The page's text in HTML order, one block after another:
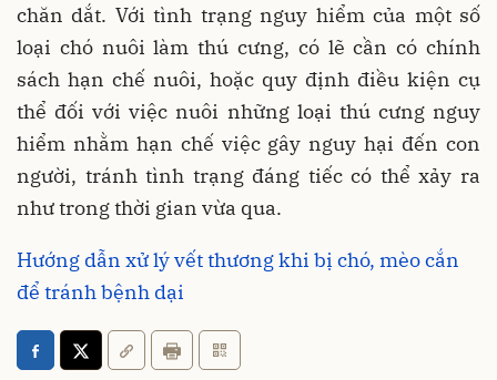
chăn dắt. Với tình trạng nguy hiểm của một số
loại chó nuôi làm thú cưng, có lẽ cần có chính
sách hạn chế nuôi, hoặc quy định điều kiện cụ
thể đối với việc nuôi những loại thú cưng nguy
hiểm nhằm hạn chế việc gây nguy hại đến con
người, tránh tình trạng đáng tiếc có thể xảy ra
như trong thời gian vừa qua.
Hướng dẫn xử lý vết thương khi bị chó, mèo cắn
để tránh bệnh dại